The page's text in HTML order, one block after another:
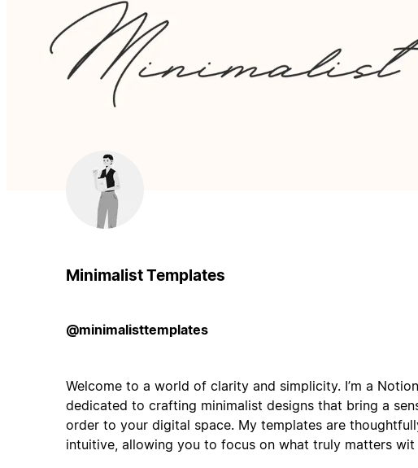
Minimalist Templates
@minimalisttemplates
Welcome to a world of clarity and simplicity. I’m a
dedicated to crafting minimalist designs that bring a
order to your digital space. My templates are
intuitive, allowing you to focus on what truly matters wit